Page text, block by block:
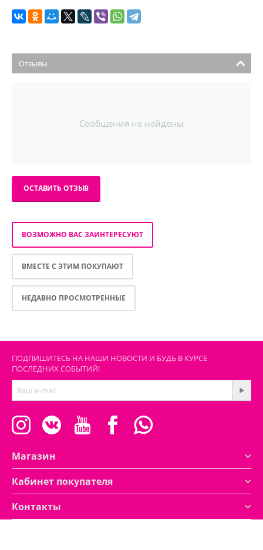
Отзывы
Сообщения не найдены
ОСТАВИТЬ ОТЗЫВ
ВОЗМОЖНО ВАС ЗАИНТЕРЕСУЮТ
ВМЕСТЕ С ЭТИМ ПОКУПАЮТ
НЕДАВНО ПРОСМОТРЕННЫЕ
ПОДПИШИТЕСЬ НА НАШИ НОВОСТИ И БУДЬ В КУРСЕ
ПОСЛЕДНИХ СОБЫТИЙ!
Магазин
Кабинет покупателя
Контакты